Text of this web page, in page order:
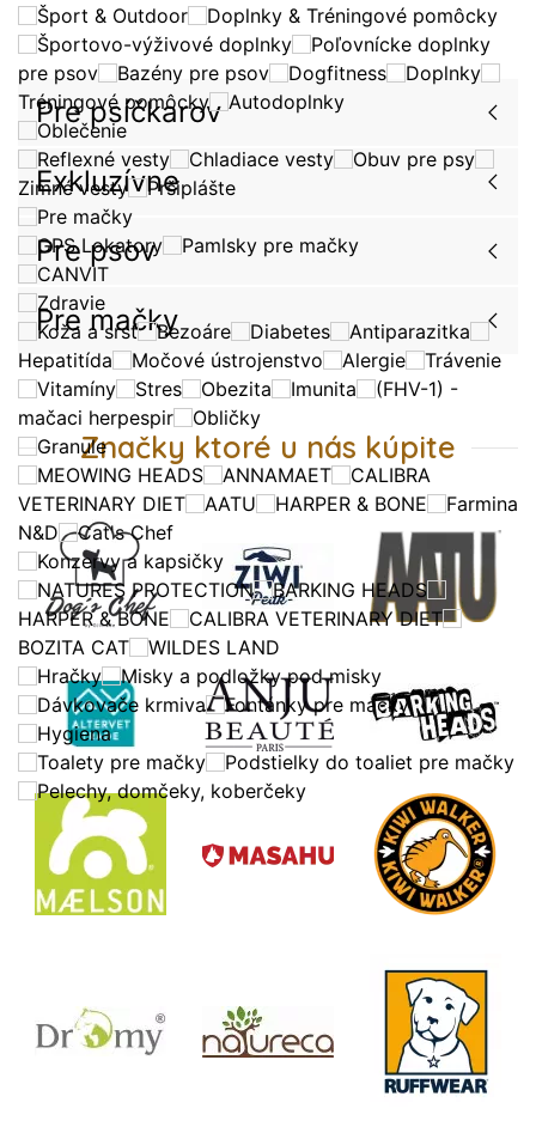
Šport & Outdoor
Doplnky & Tréningové pomôcky
Športovo-výživové doplnky
Poľovnícke doplnky
pre psov
Bazény pre psov Dogfitness
Doplnky
Tréningové pomôcky
Autodoplnky
Oblečenie
Reflexné vesty
Chladiace vesty
Obuv pre psy
Zimné vesty
Pršiplášte
Pre mačky
GPS Lokatory
Pamlsky pre mačky
CANVIT
Zdravie
Koža a srsť
Bezoáre Diabetes
Antiparazitka
Hepatitída
Močové ústrojenstvo Alergie
Trávenie
Vitamíny
Stres Obezita Imunita
(FHV-1) -
mačaci herpespir
Obličky
Granule
MEOWING HEADS
ANNAMAET
CALIBRA
VETERINARY DIET
AATU HARPER & BONE
Farmina
N&D
Cat's Chef
Konzervy a kapsičky
NATURES PROTECTION
BARKING HEADS
HARPER & BONE
CALIBRA VETERINARY DIET
BOZITA CAT
WILDES LAND
Hračky
Misky a podložky pod misky
Dávkovače krmiva
Fontánky pre mačky
Hygiena
Toalety pre mačky
Podstielky do toaliet pre mačky
Pelechy, domčeky, koberčeky
Pre psíčkarov
Exkluzívne
Pre psov
Pre mačky
Značky ktoré u nás kúpite